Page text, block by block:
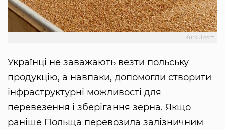
Kurkul.com
Українці не заважають везти польську
продукцію, а навпаки, допомогли створити
інфраструктурні можливості для
перевезення і зберігання зерна. Якщо
раніше Польща перевозила залізничним